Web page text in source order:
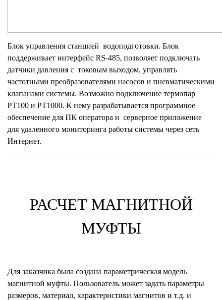
Блок управления станцией водоподготовки. Блок
поддерживает интерфейс RS-485, позволяет подключать
датчики давления с токовым выходом, управлять
частотными преобразователями насосов и пневматическими
клапанами системы. Возможно подключение термопар
PT100 и РТ1000. К нему разрабатывается программное
обеспечение для ПК оператора и серверное приложение
для удаленного мониторинга работы системы через сеть
Интернет.
РАСЧЕТ МАГНИТНОЙ
МУФТЫ
Для заказчика была создана параметрическая модель
магнитной муфты. Пользователь может задать параметры
размеров, материал, характеристики магнитов и т.д. и